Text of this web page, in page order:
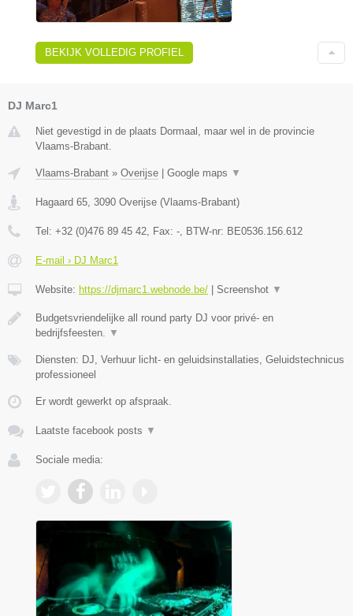
BEKIJK VOLLEDIG PROFIEL
DJ Marc1
Niet gevestigd in de plaats Dormaal, maar wel in de provincie
Vlaams-Brabant.
Vlaams-Brabant » Overijse Google maps ▼
Hagaard 65 3090 Overijse (Vlaams-Brabant)
Tel: +32 (0)476 89 45 42 , Fax: - , BTW-nr: BE0536.156.612
E-mail › DJ Marc1
Website: https://djmarc1.webnode.be/ Screenshot ▼
Budgetsvriendelijke all round party DJ voor privé- en
bedrijfsfeesten.
▼
Diensten: DJ, Verhuur licht- en geluidsinstallaties, Geluidstechnicus
professioneel
Er wordt gewerkt op afspraak.
Laatste facebook posts ▼
Sociale media: